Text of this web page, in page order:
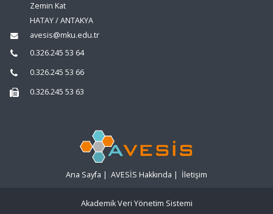
Zemin Kat
HATAY / ANTAKYA
avesis@mku.edu.tr
0.326.245 53 64
0.326.245 53 66
0.326.245 53 63
Ana Sayfa | AVESİS Hakkında | İletişim
Akademik Veri Yönetim Sistemi